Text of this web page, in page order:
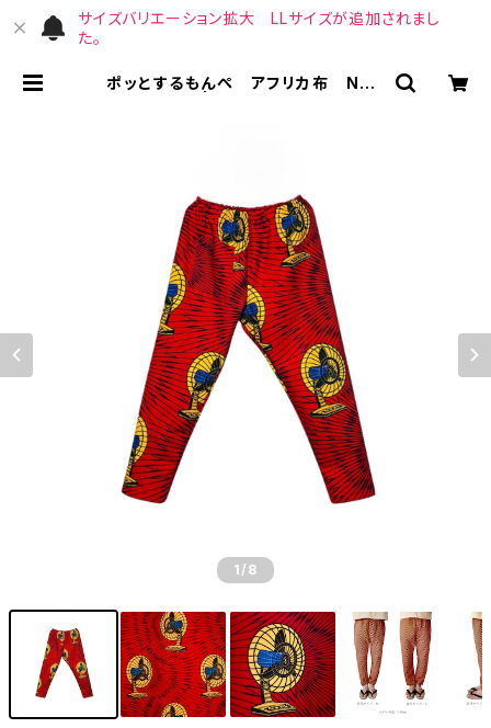
サイズバリエーション拡大 LLサイズが追加されまし
た。
ポッとするもんぺ アフリカ布 No.1
1 /8